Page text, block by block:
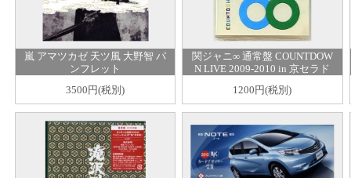
嵐 アマツカゼ 天ツ風 大野智 パ
ンフレット
3500円(税別)
関ジャニ∞ 通常盤 COUNTDOW
N LIVE 2009-2010 in 京セラド
1200円(税別)